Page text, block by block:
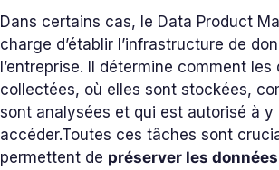
Dans certains cas, le Data Product
charge d’établir l’infrastructure de
l’entreprise. Il détermine comment
collectées, où elles sont stockées,
sont analysées et qui est autorisé à y
accéder.Toutes ces tâches sont
permettent de préserver les données